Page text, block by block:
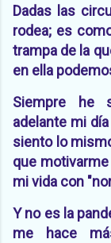
Dadas las
rodea; es
trampa de la
en ella
Siempre he
adelante mi
siento lo
que motivarme
mi vida con
Y no es la
me hace